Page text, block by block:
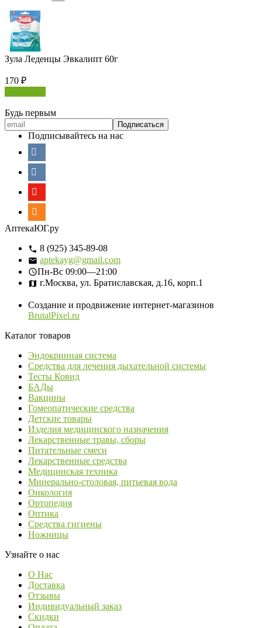
Зула Леденцы Эвкалипт 60г
170 ₽
Будь первым
Подписывайтесь на нас
АптекаЮГ.ру
8 (925) 345-89-08
aptekayg@gmail.com
Пн-Вс 09:00—21:00
г.Москва, ул. Братиславская, д.16, корп.1
Создание и продвижение интернет-магазинов
BrutalPixel.ru
Каталог товаров
Эндокринная система
Средства для лечения дыхательной системы
Тесты Ковид
БАДы
Вакцины
Гомеопатические средства
Детские товары
Изделия медицинского назначения
Лекарственные травы, сборы
Питательные смеси
Лекарственные средства
Медицинская техника
Минерально-столовая, питьевая вода
Онкология
Ортопедия
Оптика
Средства гигиены
Ножницы
Узнайте о нас
О Нас
Доставка
Отзывы
Индивидуальный заказ
Скидки